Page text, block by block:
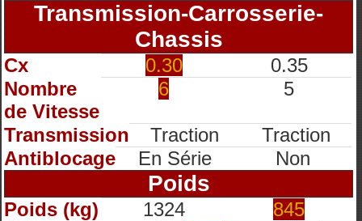
Transmission-Carrosserie-
Chassis
Cx 0.30
0.35
Nombre
de Vitesse
6 5
Transmission Traction
Traction
Antiblocage
En Série Non
Poids
Poids (kg) 1324
845